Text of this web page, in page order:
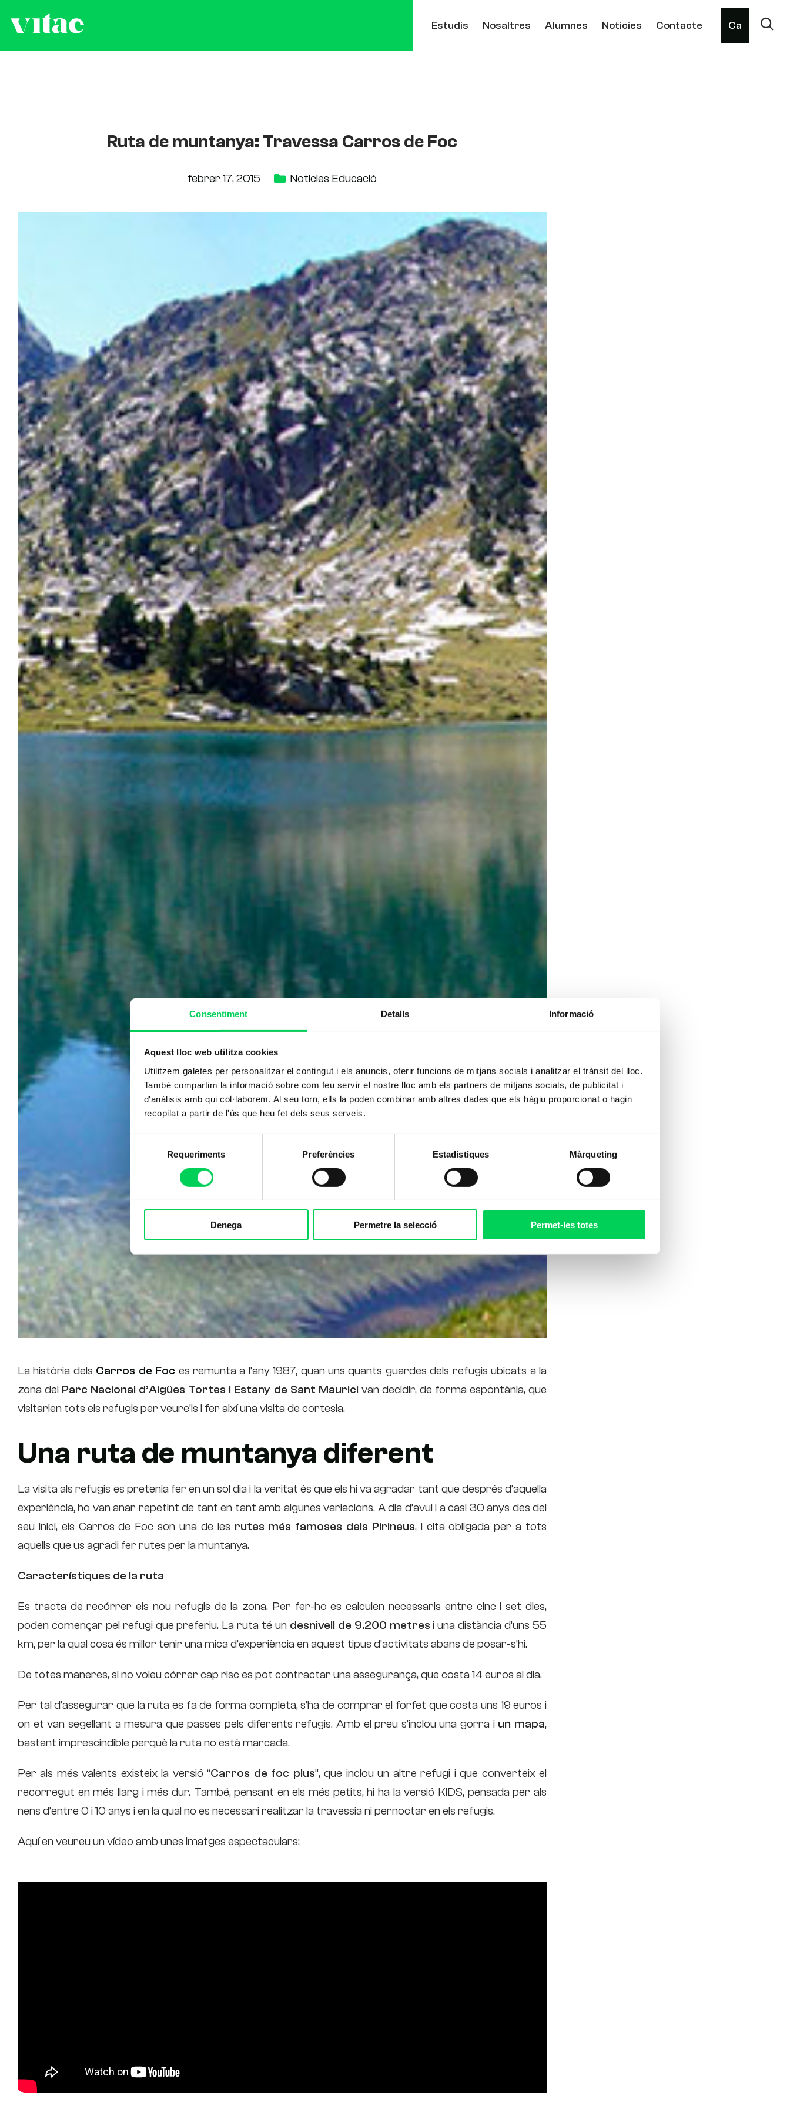
Consentiment Detalls Informació
Aquest lloc web utilitza cookies
Utilitzem galetes per personalitzar el contingut i els anuncis, oferir funcions de mitjans socials i analitzar el trànsit del lloc.
També compartim la informació sobre com feu servir el nostre lloc amb els partners de mitjans socials, de publicitat i
d'anàlisis amb qui col·laborem. Al seu torn, ells la poden combinar amb altres dades que els hàgiu proporcionat o hagin
recopilat a partir de l'ús que heu fet dels seus serveis.
consentiment
Requeriments Preferències Estadístiques Màrqueting
Denega Permetre la selecció Permet-les totes
Estudis Nosaltres Alumnes Noticies Contacte Ca
Ruta de muntanya: Travessa Carros de Foc
febrer 17, 2015 Noticies Educació
La història dels Carros de Foc es remunta a l’any 1987, quan uns quants guardes dels refugis ubicats a la
zona del Parc Nacional d’Aigües Tortes i Estany de Sant Maurici van decidir, de forma espontània, que
visitarien tots els refugis per veure’ls i fer així una visita de cortesia.
Una ruta de muntanya diferent
La visita als refugis es pretenia fer en un sol dia i la veritat és que els hi va agradar tant que després d’aquella
experiència, ho van anar repetint de tant en tant amb algunes variacions. A dia d’avui i a casi 30 anys des del
seu inici, els Carros de Foc son una de les rutes més famoses dels Pirineus, i cita obligada per a tots
aquells que us agradi fer rutes per la muntanya.
Característiques de la ruta
Es tracta de recórrer els nou refugis de la zona. Per fer-ho es calculen necessaris entre cinc i set dies,
poden començar pel refugi que preferiu. La ruta té un desnivell de 9.200 metres i una distància d’uns 55
km, per la qual cosa és millor tenir una mica d’experiència en aquest tipus d’activitats abans de posar-s’hi.
De totes maneres, si no voleu córrer cap risc es pot contractar una assegurança, que costa 14 euros al dia.
Per tal d’assegurar que la ruta es fa de forma completa, s’ha de comprar el forfet que costa uns 19 euros i
on et van segellant a mesura que passes pels diferents refugis. Amb el preu s’inclou una gorra i un mapa,
bastant imprescindible perquè la ruta no està marcada.
Per als més valents existeix la versió “Carros de foc plus”, que inclou un altre refugi i que converteix el
recorregut en més llarg i més dur. També, pensant en els més petits, hi ha la versió KIDS, pensada per als
nens d’entre 0 i 10 anys i en la qual no es necessari realitzar la travessia ni pernoctar en els refugis.
Aquí en veureu un vídeo amb unes imatges espectaculars: